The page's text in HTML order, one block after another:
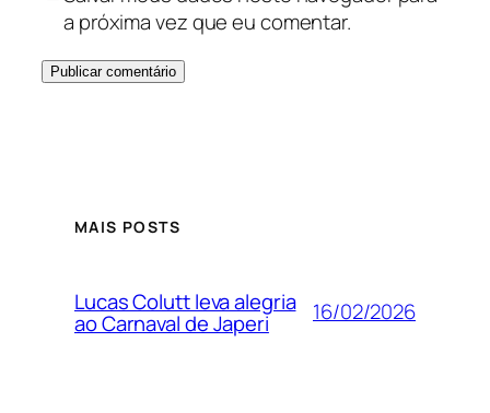
a próxima vez que eu comentar.
MAIS POSTS
Lucas Colutt leva alegria
ao Carnaval de Japeri 16/02/2026